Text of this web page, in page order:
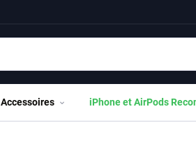
Accessoires iPhone et AirPods